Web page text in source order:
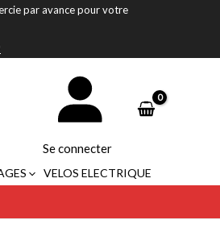
par avance pour votre
Se connecter
VELOS ELECTRIQUE